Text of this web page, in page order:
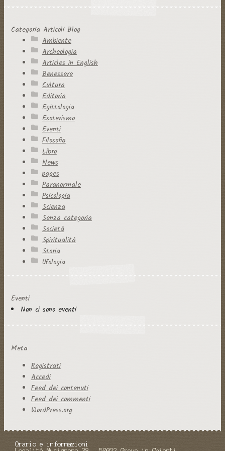
Categoria Articoli Blog
Ambiente
Archeologia
Articles in English
Benessere
Cultura
Editoria
Egittologia
Esoterismo
Eventi
Filosofia
Libro
News
pages
Paranormale
Psicologia
Scienza
Senza categoria
Società
Spiritualità
Storia
Ufologia
Eventi
Non ci sono eventi
Meta
Registrati
Accedi
Feed dei contenuti
Feed dei commenti
WordPress.org
Orario e informazioni